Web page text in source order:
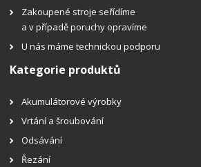
Zakoupené stroje seřídíme
a v případě poruchy opravíme
U nás máme technickou podporu
Kategorie produktů
Akumulátorové výrobky
Vrtání a šroubování
Odsávání
Řezání